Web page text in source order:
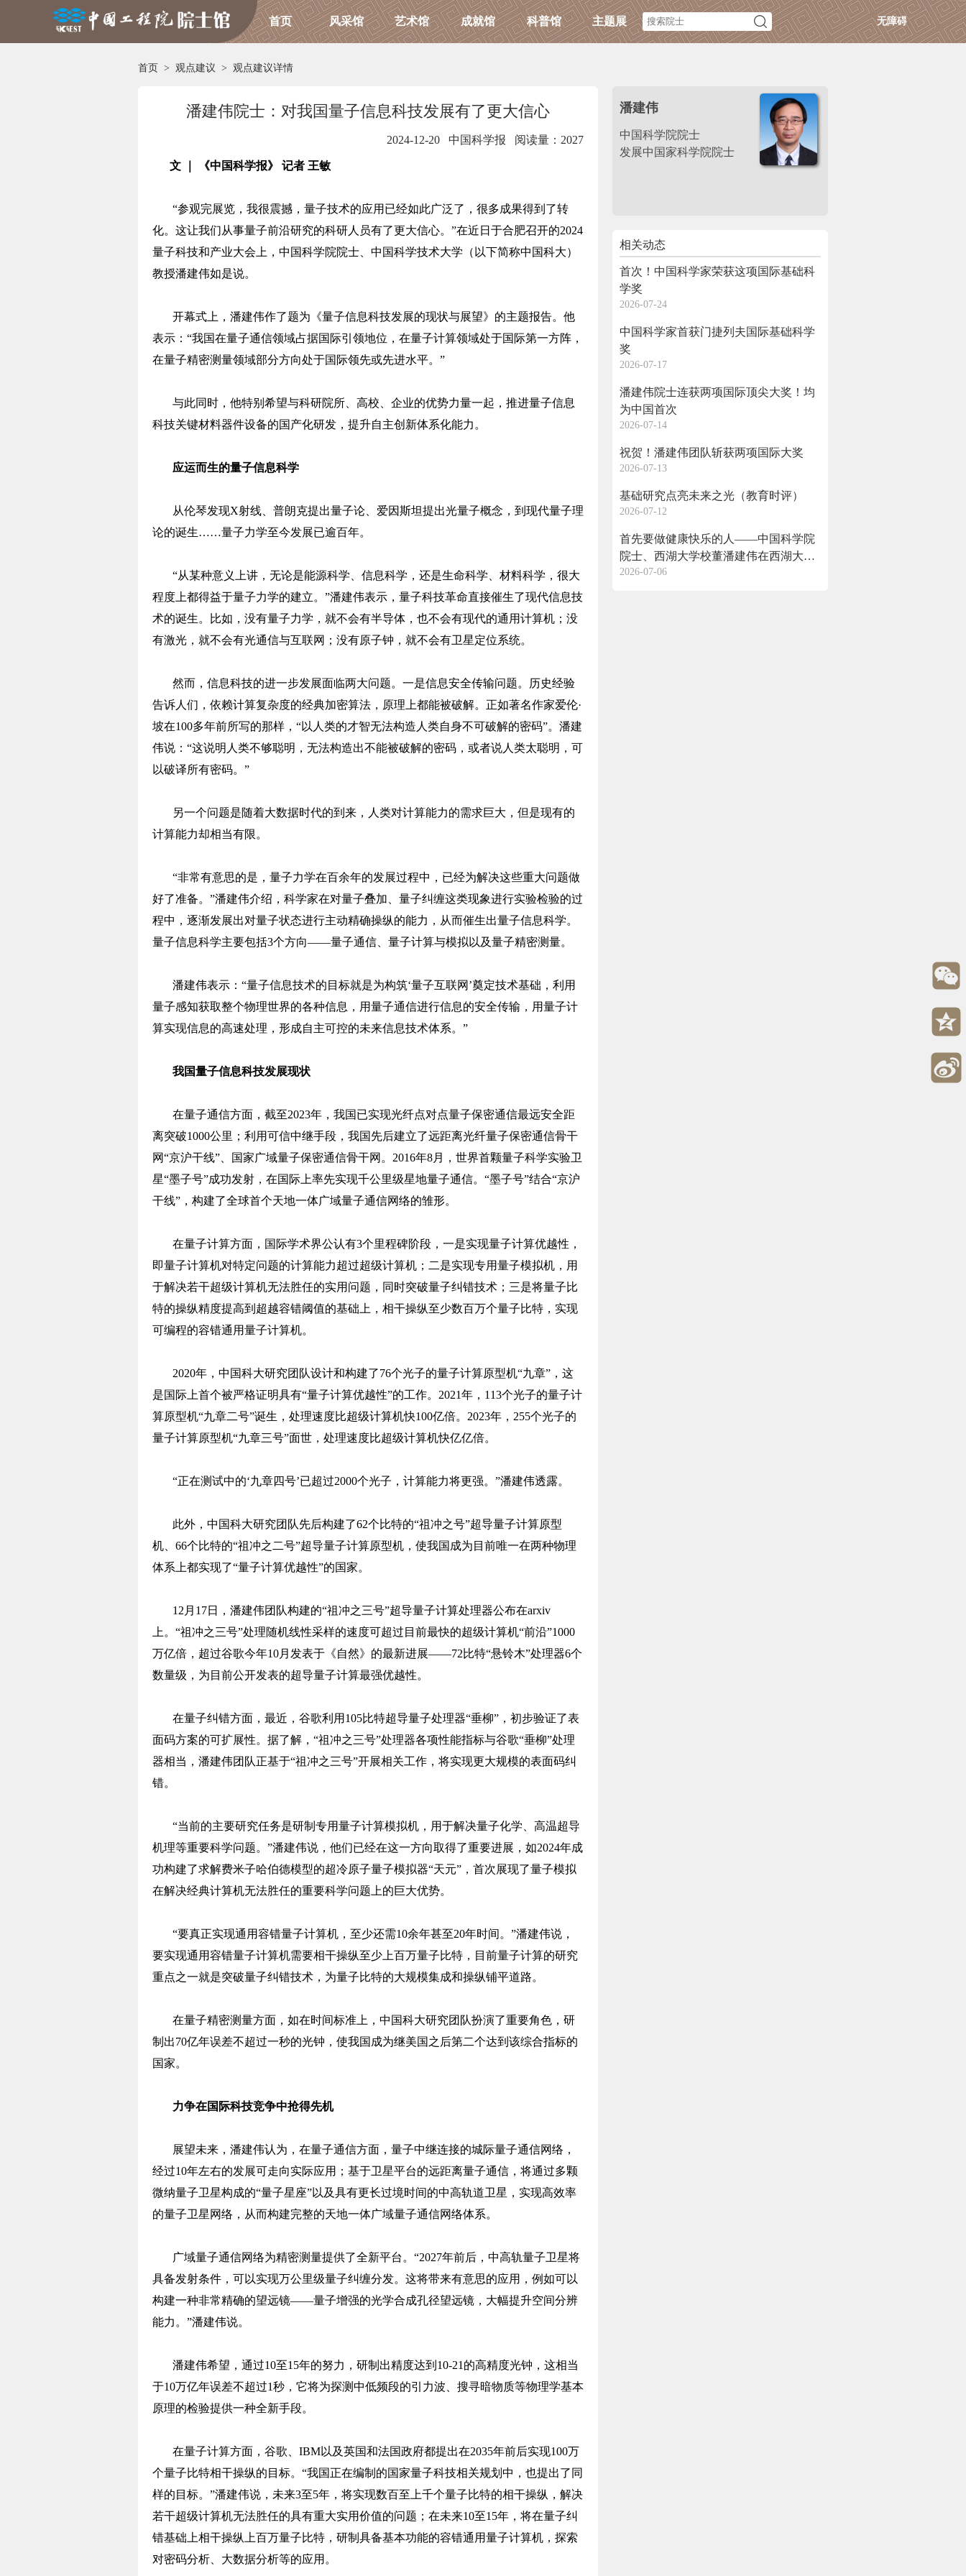
首页 风采馆 艺术馆 成就馆 科普馆 主题展 无障碍
首页 > 观点建议 > 观点建议详情
潘建伟院士：对我国量子信息科技发展有了更大信心
2024-12-20 中国科学报 阅读量：2027
文 ｜ 《中国科学报》 记者 王敏
“参观完展览，我很震撼，量子技术的应用已经如此广泛了，很多成果得到了转
化。这让我们从事量子前沿研究的科研人员有了更大信心。”在近日于合肥召开的2024
量子科技和产业大会上，中国科学院院士、中国科学技术大学（以下简称中国科大）
教授潘建伟如是说。
开幕式上，潘建伟作了题为《量子信息科技发展的现状与展望》的主题报告。他
表示：“我国在量子通信领域占据国际引领地位，在量子计算领域处于国际第一方阵，
在量子精密测量领域部分方向处于国际领先或先进水平。”
与此同时，他特别希望与科研院所、高校、企业的优势力量一起，推进量子信息
科技关键材料器件设备的国产化研发，提升自主创新体系化能力。
应运而生的量子信息科学
从伦琴发现X射线、普朗克提出量子论、爱因斯坦提出光量子概念，到现代量子理
论的诞生……量子力学至今发展已逾百年。
“从某种意义上讲，无论是能源科学、信息科学，还是生命科学、材料科学，很大
程度上都得益于量子力学的建立。”潘建伟表示，量子科技革命直接催生了现代信息技
术的诞生。比如，没有量子力学，就不会有半导体，也不会有现代的通用计算机；没
有激光，就不会有光通信与互联网；没有原子钟，就不会有卫星定位系统。
然而，信息科技的进一步发展面临两大问题。一是信息安全传输问题。历史经验
告诉人们，依赖计算复杂度的经典加密算法，原理上都能被破解。正如著名作家爱伦·
坡在100多年前所写的那样，“以人类的才智无法构造人类自身不可破解的密码”。潘建
伟说：“这说明人类不够聪明，无法构造出不能被破解的密码，或者说人类太聪明，可
以破译所有密码。”
另一个问题是随着大数据时代的到来，人类对计算能力的需求巨大，但是现有的
计算能力却相当有限。
“非常有意思的是，量子力学在百余年的发展过程中，已经为解决这些重大问题做
好了准备。”潘建伟介绍，科学家在对量子叠加、量子纠缠这类现象进行实验检验的过
程中，逐渐发展出对量子状态进行主动精确操纵的能力，从而催生出量子信息科学。
量子信息科学主要包括3个方向——量子通信、量子计算与模拟以及量子精密测量。
潘建伟表示：“量子信息技术的目标就是为构筑‘量子互联网’奠定技术基础，利用
量子感知获取整个物理世界的各种信息，用量子通信进行信息的安全传输，用量子计
算实现信息的高速处理，形成自主可控的未来信息技术体系。”
我国量子信息科技发展现状
在量子通信方面，截至2023年，我国已实现光纤点对点量子保密通信最远安全距
离突破1000公里；利用可信中继手段，我国先后建立了远距离光纤量子保密通信骨干
网“京沪干线”、国家广域量子保密通信骨干网。2016年8月，世界首颗量子科学实验卫
星“墨子号”成功发射，在国际上率先实现千公里级星地量子通信。“墨子号”结合“京沪
干线”，构建了全球首个天地一体广域量子通信网络的雏形。
在量子计算方面，国际学术界公认有3个里程碑阶段，一是实现量子计算优越性，
即量子计算机对特定问题的计算能力超过超级计算机；二是实现专用量子模拟机，用
于解决若干超级计算机无法胜任的实用问题，同时突破量子纠错技术；三是将量子比
特的操纵精度提高到超越容错阈值的基础上，相干操纵至少数百万个量子比特，实现
可编程的容错通用量子计算机。
2020年，中国科大研究团队设计和构建了76个光子的量子计算原型机“九章”，这
是国际上首个被严格证明具有“量子计算优越性”的工作。2021年，113个光子的量子计
算原型机“九章二号”诞生，处理速度比超级计算机快100亿倍。2023年，255个光子的
量子计算原型机“九章三号”面世，处理速度比超级计算机快亿亿倍。
“正在测试中的‘九章四号’已超过2000个光子，计算能力将更强。”潘建伟透露。
此外，中国科大研究团队先后构建了62个比特的“祖冲之号”超导量子计算原型
机、66个比特的“祖冲之二号”超导量子计算原型机，使我国成为目前唯一在两种物理
体系上都实现了“量子计算优越性”的国家。
12月17日，潘建伟团队构建的“祖冲之三号”超导量子计算处理器公布在arxiv
上。“祖冲之三号”处理随机线性采样的速度可超过目前最快的超级计算机“前沿”1000
万亿倍，超过谷歌今年10月发表于《自然》的最新进展——72比特“悬铃木”处理器6个
数量级，为目前公开发表的超导量子计算最强优越性。
在量子纠错方面，最近，谷歌利用105比特超导量子处理器“垂柳”，初步验证了表
面码方案的可扩展性。据了解，“祖冲之三号”处理器各项性能指标与谷歌“垂柳”处理
器相当，潘建伟团队正基于“祖冲之三号”开展相关工作，将实现更大规模的表面码纠
错。
“当前的主要研究任务是研制专用量子计算模拟机，用于解决量子化学、高温超导
机理等重要科学问题。”潘建伟说，他们已经在这一方向取得了重要进展，如2024年成
功构建了求解费米子哈伯德模型的超冷原子量子模拟器“天元”，首次展现了量子模拟
在解决经典计算机无法胜任的重要科学问题上的巨大优势。
“要真正实现通用容错量子计算机，至少还需10余年甚至20年时间。”潘建伟说，
要实现通用容错量子计算机需要相干操纵至少上百万量子比特，目前量子计算的研究
重点之一就是突破量子纠错技术，为量子比特的大规模集成和操纵铺平道路。
在量子精密测量方面，如在时间标准上，中国科大研究团队扮演了重要角色，研
制出70亿年误差不超过一秒的光钟，使我国成为继美国之后第二个达到该综合指标的
国家。
力争在国际科技竞争中抢得先机
展望未来，潘建伟认为，在量子通信方面，量子中继连接的城际量子通信网络，
经过10年左右的发展可走向实际应用；基于卫星平台的远距离量子通信，将通过多颗
微纳量子卫星构成的“量子星座”以及具有更长过境时间的中高轨道卫星，实现高效率
的量子卫星网络，从而构建完整的天地一体广域量子通信网络体系。
广域量子通信网络为精密测量提供了全新平台。“2027年前后，中高轨量子卫星将
具备发射条件，可以实现万公里级量子纠缠分发。这将带来有意思的应用，例如可以
构建一种非常精确的望远镜——量子增强的光学合成孔径望远镜，大幅提升空间分辨
能力。”潘建伟说。
潘建伟希望，通过10至15年的努力，研制出精度达到10-21的高精度光钟，这相当
于10万亿年误差不超过1秒，它将为探测中低频段的引力波、搜寻暗物质等物理学基本
原理的检验提供一种全新手段。
在量子计算方面，谷歌、IBM以及英国和法国政府都提出在2035年前后实现100万
个量子比特相干操纵的目标。“我国正在编制的国家量子科技相关规划中，也提出了同
样的目标。”潘建伟说，未来3至5年，将实现数百至上千个量子比特的相干操纵，解决
若干超级计算机无法胜任的具有重大实用价值的问题；在未来10至15年，将在量子纠
错基础上相干操纵上百万量子比特，研制具备基本功能的容错通用量子计算机，探索
对密码分析、大数据分析等的应用。
潘建伟
中国科学院院士
发展中国家科学院院士
相关动态
首次！中国科学家荣获这项国际基础科
学奖
2026-07-24
中国科学家首获门捷列夫国际基础科学
奖
2026-07-17
潘建伟院士连获两项国际顶尖大奖！均
为中国首次
2026-07-14
祝贺！潘建伟团队斩获两项国际大奖
2026-07-13
基础研究点亮未来之光（教育时评）
2026-07-12
首先要做健康快乐的人——中国科学院
院士、西湖大学校董潘建伟在西湖大学
毕业致辞
2026-07-06